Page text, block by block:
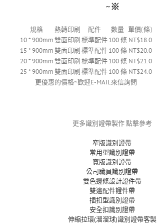
~※
規格 熱轉印刷 配件 數量 單價(條)
10 * 900mm雙面印刷標準配件 100 條 NT$18.0
15 * 900mm雙面印刷標準配件 100 條 NT$20.0
20 * 900mm雙面印刷標準配件 100 條 NT$21.0
25 * 900mm雙面印刷標準配件 100 條 NT$24.0
更優惠的價格~歡迎E-MAIL來信詢問
更多識別證帶製作 點擊參考
窄版識別證帶
常用型識別證帶
寬版識別證帶
公司職員識別證帶
雙色邊條設計證件帶
雙邊配件證件帶
插扣型識別證帶
安全扣識別證帶
伸縮拉環(溜溜球)識別證帶客製